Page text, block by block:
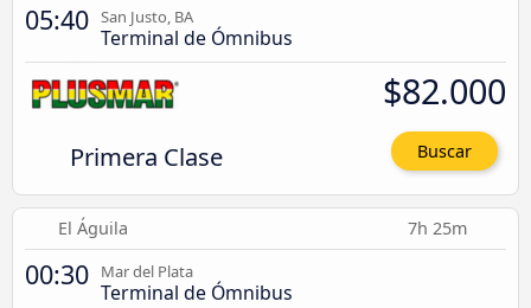
05:40 San Justo, BA
Terminal de Ómnibus
Primera Clase
$82.000
Buscar
El Águila 7h 25m
00:30 Mar del Plata
Terminal de Ómnibus